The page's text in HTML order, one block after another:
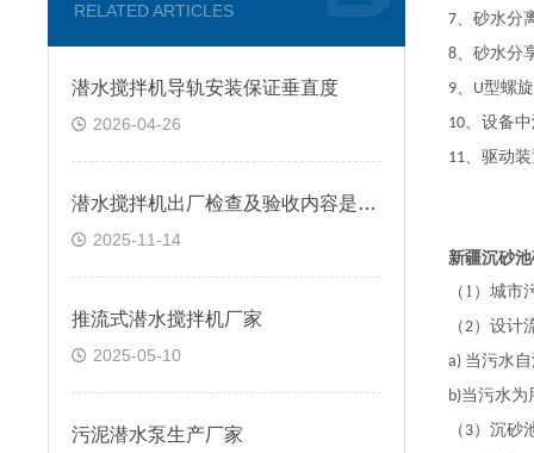
RELATED ARTICLES
潜水搅拌机导轨安装保证垂直度
2026-04-26
潜水搅拌机出厂检查及验收内容是什么
2025-11-14
推流式潜水搅拌机厂家
2025-05-10
污泥潜水泵生产厂家
7、砂水分
8、砂水分
9、 U型螺
10、设备
11、驱动
新疆沉砂
（1） 城市
（2）设计
a) 当污水
b)当污水为
（ 3）沉砂